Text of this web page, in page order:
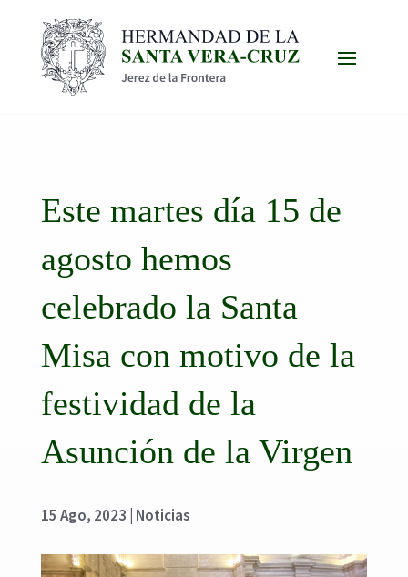
Este martes día 15 de
agosto hemos
celebrado la Santa
Misa con motivo de la
festividad de la
Asunción de la Virgen
15 Ago, 2023 Noticias